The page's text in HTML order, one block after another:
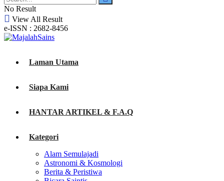
No Result
View All Result
e-ISSN : 2682-8456
Laman Utama
Siapa Kami
HANTAR ARTIKEL & F.A.Q
Kategori
Alam Semulajadi
Astronomi & Kosmologi
Berita & Peristiwa